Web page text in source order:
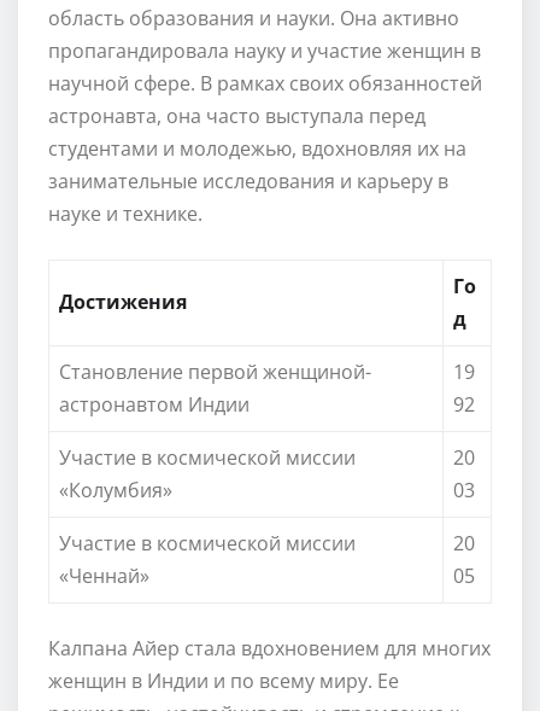
область образования и науки. Она активно
пропагандировала науку и участие женщин в
научной сфере. В рамках своих обязанностей
астронавта, она часто выступала перед
студентами и молодежью, вдохновляя их на
занимательные исследования и карьеру в
науке и технике.
Достижения
Го
д
Становление первой женщиной-
астронавтом Индии
19
92
Участие в космической миссии
«Колумбия»
20
03
Участие в космической миссии
«Ченнай»
20
05
Калпана Айер стала вдохновением для многих
женщин в Индии и по всему миру. Ее